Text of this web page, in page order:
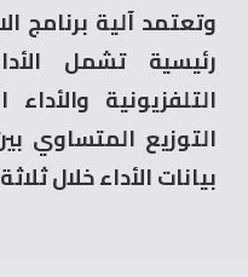
وتعتمد آلية برنامج
رئيسية تشمل
التلفزيونية
التوزيع المتساوي
بيانات الأداء خلال